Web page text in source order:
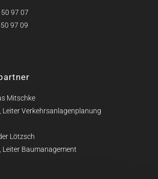
97 07
97 09
Mitschke
Leiter Verkehrsanlagenplanung
Lötzsch
Leiter Baumanagement